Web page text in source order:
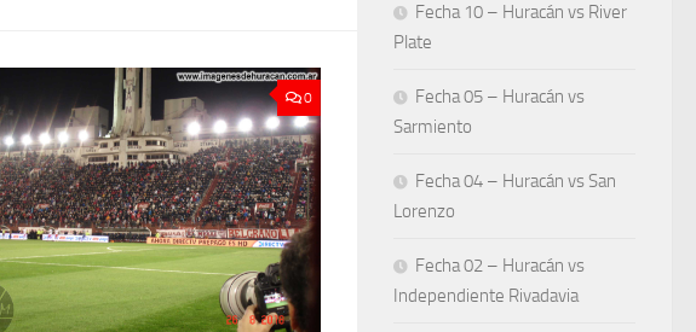
0
Fecha 10 – Huracán vs River
Plate
Fecha 05 – Huracán vs
Sarmiento
Fecha 04 – Huracán vs San
Lorenzo
Fecha 02 – Huracán vs
Independiente Rivadavia